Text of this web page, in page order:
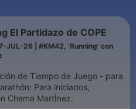
El Partidazo de COPE
JUL-26 | #KM42, 'Running' con
de Tiempo de Juego - para
Para iniciados,
Chema MartÌnez.